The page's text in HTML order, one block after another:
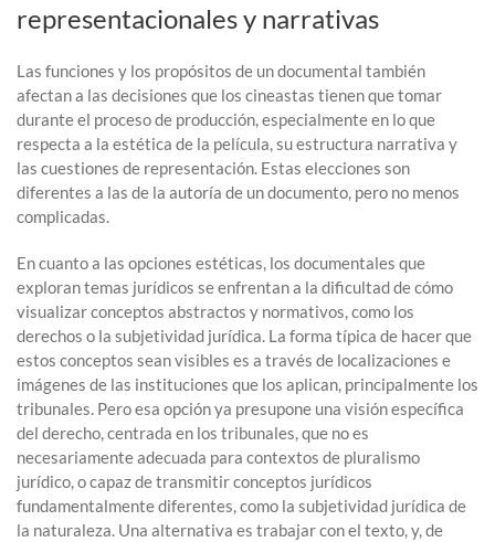
representacionales y narrativas
Las funciones y los propósitos de un documental también
afectan a las decisiones que los cineastas tienen que tomar
durante el proceso de producción, especialmente en lo que
respecta a la estética de la película, su estructura narrativa y
las cuestiones de representación. Estas elecciones son
diferentes a las de la autoría de un documento, pero no menos
complicadas.
En cuanto a las opciones estéticas, los documentales que
exploran temas jurídicos se enfrentan a la dificultad de cómo
visualizar conceptos abstractos y normativos, como los
derechos o la subjetividad jurídica. La forma típica de hacer que
estos conceptos sean visibles es a través de localizaciones e
imágenes de las instituciones que los aplican, principalmente los
tribunales. Pero esa opción ya presupone una visión específica
del derecho, centrada en los tribunales, que no es
necesariamente adecuada para contextos de pluralismo
jurídico, o capaz de transmitir conceptos jurídicos
fundamentalmente diferentes, como la subjetividad jurídica de
la naturaleza. Una alternativa es trabajar con el texto, y, de